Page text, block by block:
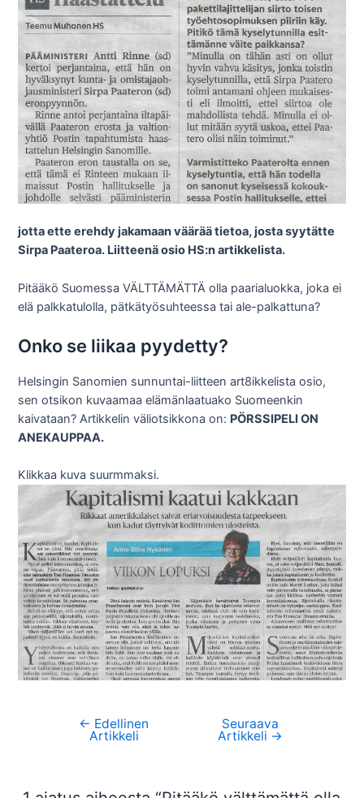
jotta ette erehdy jakamaan väärää tietoa, josta syytätte
Sirpa Paateroa. Liitteenä osio HS:n artikkelista.
Pitääkö Suomessa VÄLTTÄMÄTTÄ olla paarialuokka, joka ei
elä palkkatulolla, pätkätyösuhteessa tai ale-palkattuna?
Onko se liikaa pyydetty?
Helsingin Sanomien sunnuntai-liitteen art8ikkelista osio,
sen otsikon kuvaamaa elämänlaatuako Suomeenkin
kaivataan? Artikkelin väliotsikkona on: PÖRSSIPELI ON
ANEKAUPPAA.
Klikkaa kuva suurmmaksi.
Artikkelien
← Edellinen
Artikkeli
Seuraava
Artikkeli →